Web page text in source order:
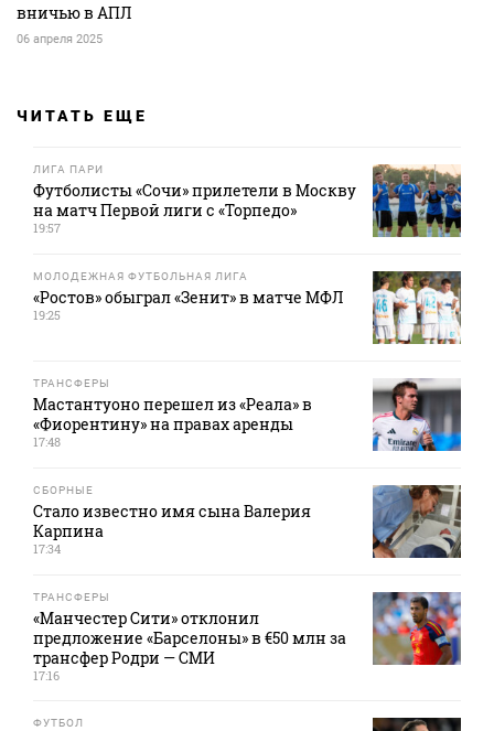
вничью в АПЛ
06 апреля 2025
ЧИТАТЬ ЕЩЕ
ЛИГА ПАРИ
Футболисты «Сочи» прилетели в Москву
на матч Первой лиги с «Торпедо»
19:57
МОЛОДЕЖНАЯ ФУТБОЛЬНАЯ ЛИГА
«Ростов» обыграл «Зенит» в матче МФЛ
19:25
ТРАНСФЕРЫ
Мастантуоно перешел из «Реала» в
«Фиорентину» на правах аренды
17:48
СБОРНЫЕ
Стало известно имя сына Валерия
Карпина
17:34
ТРАНСФЕРЫ
«Манчестер Сити» отклонил
предложение «Барселоны» в €50 млн за
трансфер Родри — СМИ
17:16
ФУТБОЛ